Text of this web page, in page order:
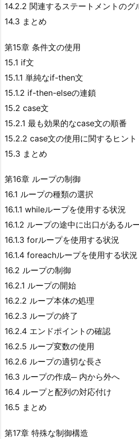
14.2.2 関連するステートメントのグ
14.3 まとめ
第15章 条件文の使用
15.1 if文
15.1.1 単純なif-then文
15.1.2 if-then-elseの連鎖
15.2 case文
15.2.1 最も効果的なcase文の順番
15.2.2 case文の使用に関するヒント
15.3 まとめ
第16章 ループの制御
16.1 ループの種類の選択
16.1.1 whileループを使用する状況
16.1.2 ループの途中に出口があるル
16.1.3 forループを使用する状況
16.1.4 foreachループを使用する状況
16.2 ループの制御
16.2.1 ループの開始
16.2.2 ループ本体の処理
16.2.3 ループの終了
16.2.4 エンドポイントの確認
16.2.5 ループ変数の使用
16.2.6 ループの適切な長さ
16.3 ループの作成─ 内から外へ
16.4 ループと配列の対応付け
16.5 まとめ
第17章 特殊な制御構造